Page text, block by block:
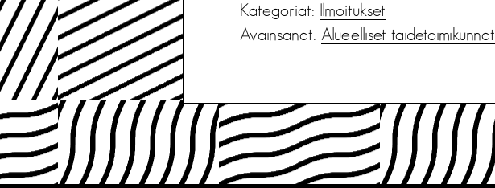
Kategoriat: Ilmoitukset
Avainsanat: Alueelliset taidetoimikunnat